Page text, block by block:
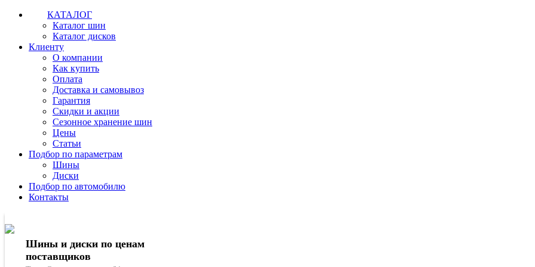
КАТАЛОГ
Каталог шин
Каталог дисков
Клиенту
О компании
Как купить
Оплата
Доставка и самовывоз
Гарантия
Скидки и акции
Сезонное хранение шин
Цены
Статьи
Подбор по параметрам
Шины
Диски
Подбор по автомобилю
Контакты
Шины и диски по ценам
поставщиков